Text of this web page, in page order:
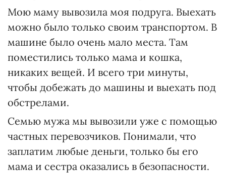
Мою маму вывозила моя подруга. Выехать
можно было только своим транспортом. В
машине было очень мало места. Там
поместились только мама и кошка,
никаких вещей. И всего три минуты,
чтобы добежать до машины и выехать под
обстрелами.
Семью мужа мы вывозили уже с помощью
частных перевозчиков. Понимали, что
заплатим любые деньги, только бы его
мама и сестра оказались в безопасности.